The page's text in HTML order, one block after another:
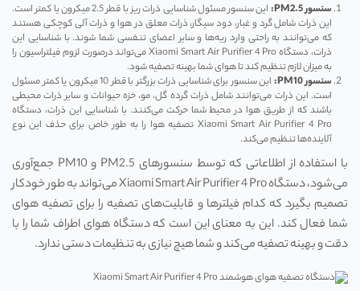
سنسور PM2.5:
این سنسور مسئول شناسایی ذرات ریز با قطر 2.5 میکرون یا کمتر است.
این ذرات شامل گرد و غبار، دود سیگار، ذرات معلق در هوا و ذرات آلی کوچکی هستند
که می‌توانند به راحتی وارد ریه‌ها و سایر اعضای تنفسی شما شوند. با شناسایی این
ذرات، دستگاه Xiaomi Smart Air Purifier 4 Pro می‌تواند درصورت لزوم فیلتراسیون را
به میزان لازم تنظیم کند تا هوای شما بهینه تصفیه شود.
سنسور PM10:
این سنسور برای شناسایی ذرات بزرگتر با قطر 10 میکرون یا کمتر مسئول
است. این ذرات می‌توانند شامل ذرات گرده گل، مو، خزه حیوانات و سایر ذرات محیطی
باشند که از طریق هوا در محیط شما حرکت می‌کنند. با شناسایی این ذرات، دستگاه
Xiaomi Smart Air Purifier 4 Pro تصفیه هوا را به طور خاص برای حذف این نوع
آلاینده‌ها تنظیم می‌کند.
با استفاده از اطلاعاتی که توسط سنسورهای PM2.5 و PM10 جمع‌آوری
می‌شود، دستگاه Xiaomi Smart Air Purifier 4 Pro می‌تواند به طور خودکار
تصمیم بگیرد که کدام فیلترها و قابلیت‌های تصفیه را برای تصفیه هوای
شما فعال کند. این به معنای این است که دستگاه هوای اطراف شما را با
دقت و بهینه تصفیه می‌کند و شما هیچ نیازی به تنظیمات دستی ندارد.